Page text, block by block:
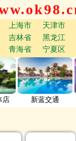
上海市 天津市
吉林省 黑龙江
青海省 宁夏区
店 新蓝交通